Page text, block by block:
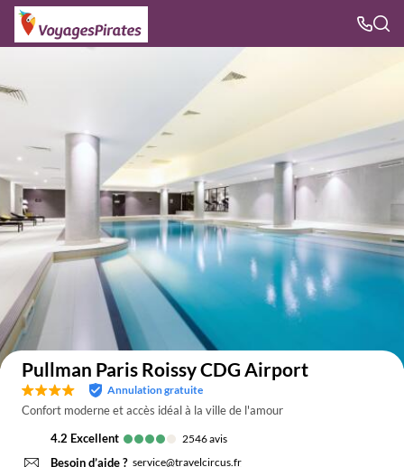
Pullman Paris Roissy CDG Airport
Annulation gratuite
Confort moderne et accès idéal à la ville de l'amour
4.2
excellent 2546avis
Besoin d’aide ? service@travelcircus.fr